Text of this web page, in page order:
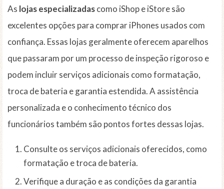
As lojas especializadascomo iShop e iStore são
excelentes opções para comprar iPhones usados com
confiança. Essas lojas geralmente oferecem aparelhos
que passaram por um processo de inspeção rigoroso e
podem incluir serviços adicionais como formatação,
troca de bateria e garantia estendida. A assistência
personalizada e o conhecimento técnico dos
funcionários também são pontos fortes dessas lojas.
Consulte os serviços adicionais oferecidos, como
formatação e troca de bateria.
Verifique a duração e as condições da garantia